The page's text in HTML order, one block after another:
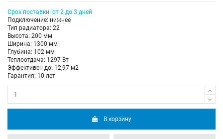
Срок поставки: от 2 до 3 дней
Подключение: нижнее
Тип радиатора: 22
Высота: 200 мм
Ширина: 1300 мм
Глубина: 102 мм
Теплоотдача: 1297 Вт
Эффективен до: 12,97 м2
Гарантия: 10 лет
В корзину